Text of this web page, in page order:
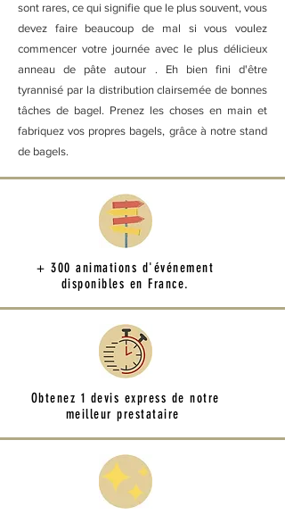
sont rares, ce qui signifie que le plus souvent, vous
devez faire beaucoup de mal si vous voulez
commencer votre journée avec le plus délicieux
anneau de pâte autour . Eh bien fini d'être
tyrannisé par la distribution clairsemée de bonnes
tâches de bagel. Prenez les choses en main et
fabriquez vos propres bagels, grâce à notre stand
de bagels.
+ 300 animations d'événement
disponibles en France.
Obtenez 1 devis express de notre
meilleur prestataire